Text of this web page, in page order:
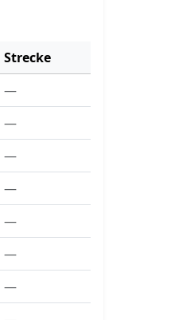
Strecke
—
—
—
—
—
—
—